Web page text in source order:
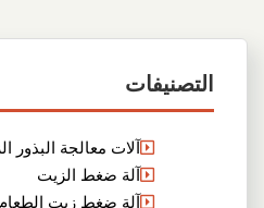
التصنيفات
آلات معالجة البذور
آلة ضغط الزيت
آلة ضغط زيت الطعام